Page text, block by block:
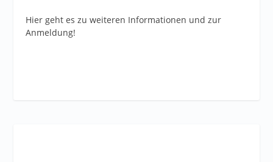
Hier geht es zu weiteren Informationen und zur
Anmeldung!